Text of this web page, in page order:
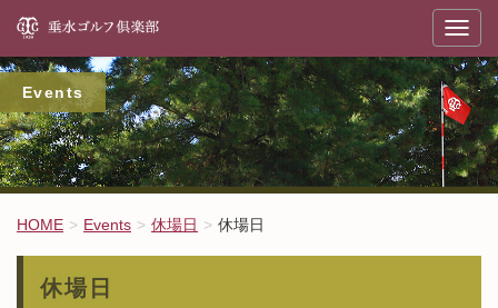
T
g
g
l
e
n
a
v
i
a
n
垂
Events
HOME Events 休場日 休場日
休場日